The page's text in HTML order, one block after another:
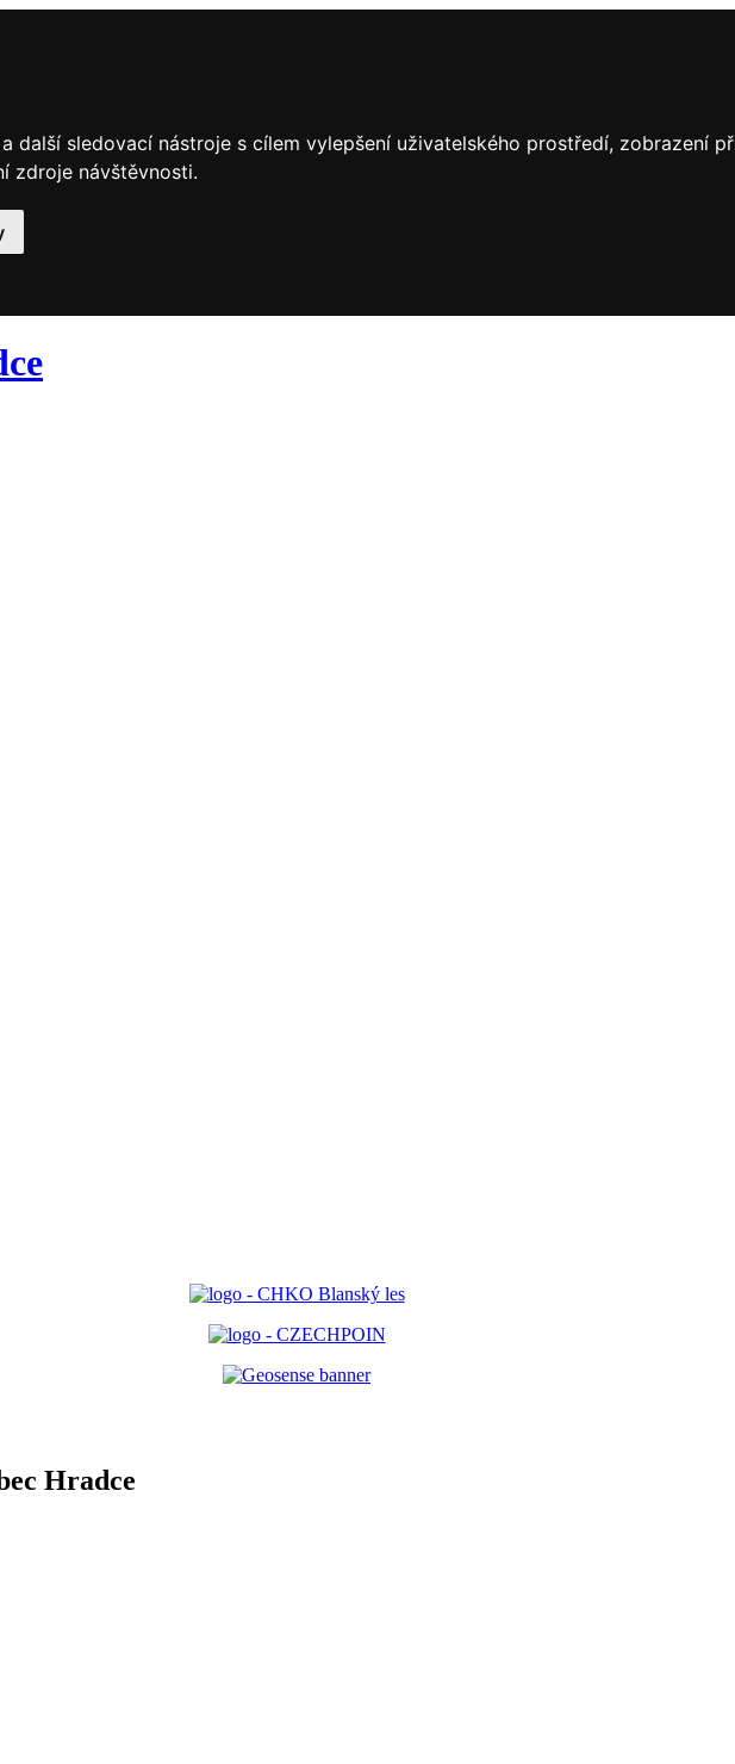
sledovací nástroje s cílem vylepšení uživatelského prostředí, zobrazení
zdroje návštěvnosti.
Hradce